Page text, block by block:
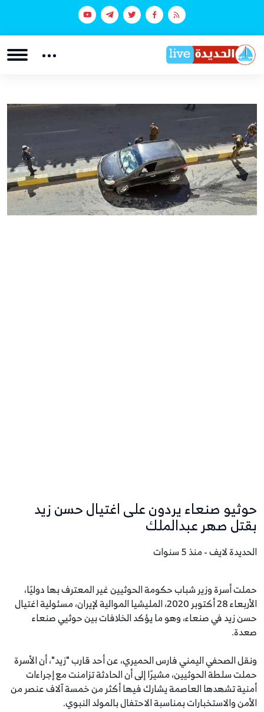
حوثيو صنعاء يردون على اغتيال حسن زيد
بقتل صهر عبدالملك
الحديدة لايف - منذ 5 سنوات
حملت أسرة وزير شباب حكومة الحوثيين غير المعترف بها دوليًا،
الأربعاء 28 أكتوبر 2020، المليشيا الموالية لإيران، مسئولية اغتيال
حسن زيد في صنعاء، وهو ما يؤكد الخلافات بين حوثيي صنعاء
صعدة.
ونقل الصحفي اليمني فارس الحميري، عن أحد قارب "زيد"، أن الأسرة
حملت سلطة الحوثيين، مشيرًا إلى أن الحادثة تزامنت مع إجراءات
أمنية تشهدها العاصمة يشارك فيها أكثر من خمسة آلاف عنصر من
الأمن والاستخبارات بمناسبة الاحتفال بالمولد النبوي.